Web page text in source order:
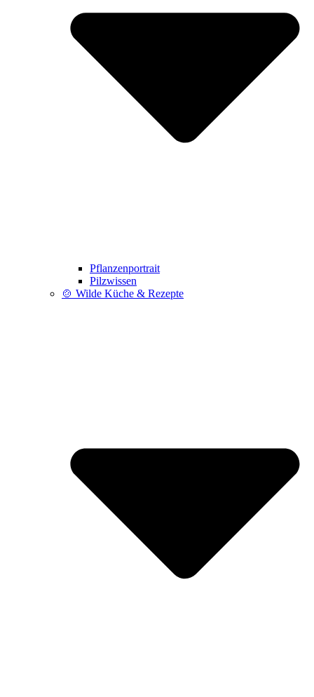
Pflanzenportrait
Pilzwissen
🍲 Wilde Küche & Rezepte